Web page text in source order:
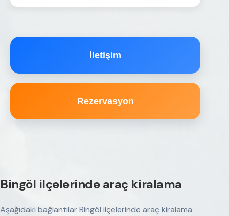
İletişim
Rezervasyon
Bingöl ilçelerinde araç kiralama
Aşağıdaki bağlantılar Bingöl ilçelerinde araç kiralama